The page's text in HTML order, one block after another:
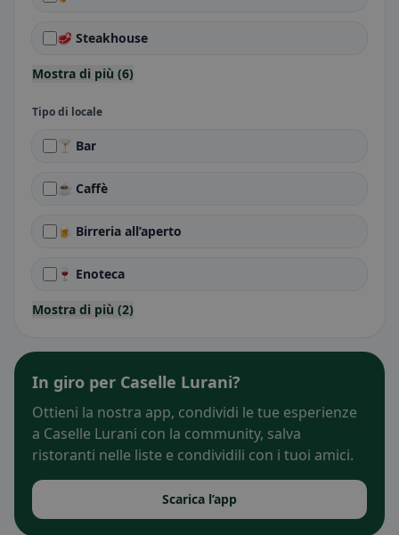
🥩 Steakhouse
Mostra di più (6)
Tipo di locale
🍸 Bar
☕ Caffè
🍺 Birreria all’aperto
🍷 Enoteca
Mostra di più (2)
In giro per Caselle Lurani?
Ottieni la nostra app, condividi le tue esperienze
a Caselle Lurani con la community, salva
ristoranti nelle liste e condividili con i tuoi amici.
Scarica l’app